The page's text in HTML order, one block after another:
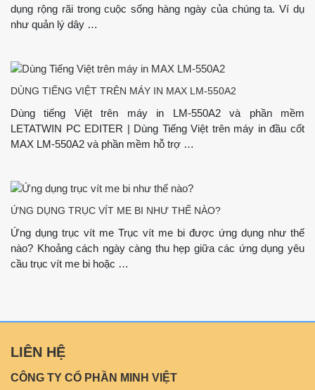
dụng rộng rãi trong cuộc sống hàng ngày của chúng ta. Ví dụ
như quản lý dây …
DÙNG TIẾNG VIỆT TRÊN MÁY IN MAX LM-550A2
Dùng tiếng Việt trên máy in LM-550A2 và phần mềm
LETATWIN PC EDITER | Dùng Tiếng Việt trên máy in đầu cốt
MAX LM-550A2 và phần mềm hỗ trợ …
ỨNG DỤNG TRỤC VÍT ME BI NHƯ THẾ NÀO?
Ứng dụng trục vít me Trục vít me bi được ứng dụng như thế
nào? Khoảng cách ngày càng thu hẹp giữa các ứng dụng yêu
cầu trục vít me bi hoặc …
LIÊN HỆ
CÔNG TY CỔ PHẦN MINH VIỆT